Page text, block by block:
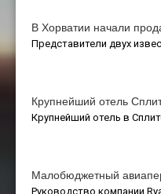
В Хорватии начали
Представители двух
Крупнейший отель
Крупнейший отель в
Малобюджетный
Руководство компании